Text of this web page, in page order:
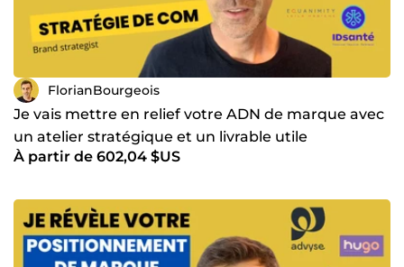
FlorianBourgeois
Je vais mettre en relief votre ADN de marque avec
un atelier stratégique et un livrable utile
À partir de 602,04 $US